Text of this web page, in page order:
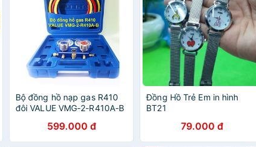
Bộ đồng hồ nạp gas R410
đôi VALUE VMG-2-R410A-B
599.000 đ
Đồng Hồ Trẻ Em in hình
BT21
79.000 đ